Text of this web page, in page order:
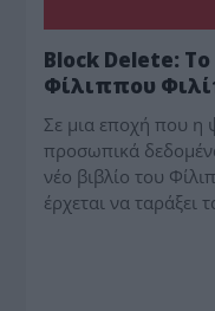
Block Delete:
Φίλιππου
Σε μια εποχή που η
προσωπικά
νέο βιβλίο του
έρχεται να ταράξει